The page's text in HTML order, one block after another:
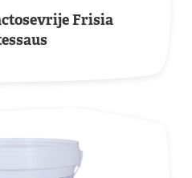
Frisia